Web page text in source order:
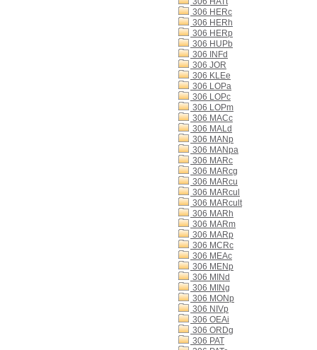
306 HERc
306 HERh
306 HERp
306 HUPb
306 INFd
306 JOR
306 KLEe
306 LOPa
306 LOPc
306 LOPm
306 MACc
306 MALd
306 MANp
306 MANpa
306 MARc
306 MARcg
306 MARcu
306 MARcul
306 MARcult
306 MARh
306 MARm
306 MARp
306 MCRc
306 MEAc
306 MENp
306 MINd
306 MINg
306 MONp
306 NIVp
306 OEAi
306 ORDg
306 PAT